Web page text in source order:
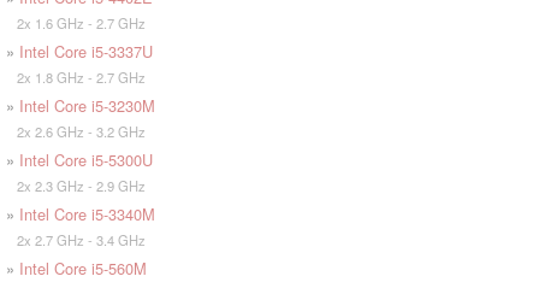
2x 1.6 GHz - 2.7 GHz
» Intel Core i5-3337U
2x 1.8 GHz - 2.7 GHz
» Intel Core i5-3230M
2x 2.6 GHz - 3.2 GHz
» Intel Core i5-5300U
2x 2.3 GHz - 2.9 GHz
» Intel Core i5-3340M
2x 2.7 GHz - 3.4 GHz
» Intel Core i5-560M